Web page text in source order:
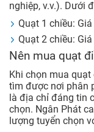
nghiệp, v.v.). Dưới
Quạt 1 chiều:
Quạt 2 chiều:
Nên mua quạt
Khi chọn mua
tìm được nơi phân
là địa chỉ đáng tin
chọn. Ngân Phát
lượng tuyển chọn